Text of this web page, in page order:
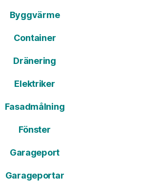
Byggvärme
Container
Dränering
Elektriker
Fasadmålning
Fönster
Garageport
Garageportar